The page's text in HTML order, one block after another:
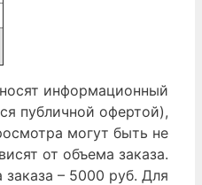
информационный
публичной офертой),
могут быть не
от объема заказа.
– 5000 руб. Для